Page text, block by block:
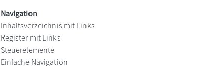
Navigation
Inhaltsverzeichnis mit Links
Register mit Links
Steuerelemente
Einfache Navigation